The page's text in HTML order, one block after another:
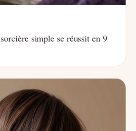
simple se réussit en 9